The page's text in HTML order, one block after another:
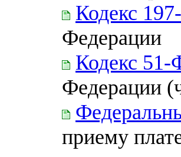
Кодекс
Федерации
Кодекс 51-
Федерации
приему